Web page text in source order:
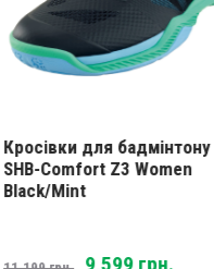
бадмінтону Yonex
Z3 Women
9,599грн. Current